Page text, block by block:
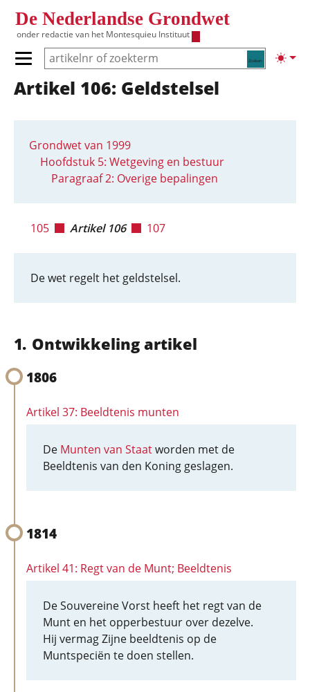
De Nederlandse Grondwet
onder redactie van het Montesquieu Instituut
Zoeken
Primair menu tonen/verbergen
Hoofdnavigatie
Artikel 106: Geldstelsel
Grondwet van 1999
Hoofdstuk 5: Wetgeving en bestuur
Paragraaf 2: Overige bepalingen
105 Artikel 106 107
De wet regelt het geldstelsel.
Ontwikkeling artikel
1806
Artikel 37: Beeldtenis munten
De Munten van Staatworden met de
Beeldtenis van den Koning geslagen.
1814
Artikel 41: Regt van de Munt; Beeldtenis
De Souvereine Vorst heeft het regt van de
Munt en het opperbestuur over dezelve.
Hij vermag Zijne beeldtenis op de
Muntspeciën te doen stellen.